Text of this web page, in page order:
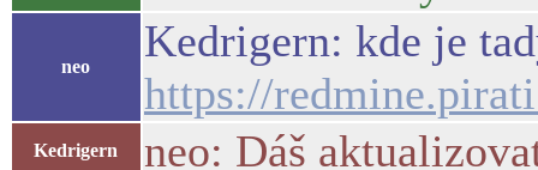
neo
Kedrigern: kde je
https://
Kedrigern neo: Dáš